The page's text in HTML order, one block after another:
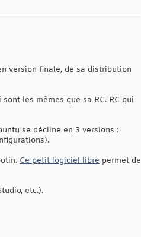
version finale, de sa distribution
les mêmes que sa RC. RC qui
se décline en 3 versions :
Ce petit logiciel libre permet de
etc.).